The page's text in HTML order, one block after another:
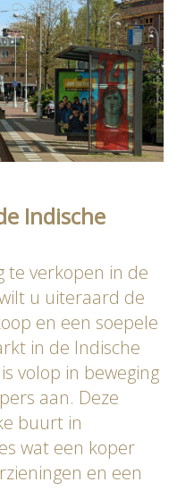
Indische
te verkopen in de
u uiteraard de
en een soepele
in de Indische
volop in beweging
aan. Deze
buurt in
wat een koper
en een